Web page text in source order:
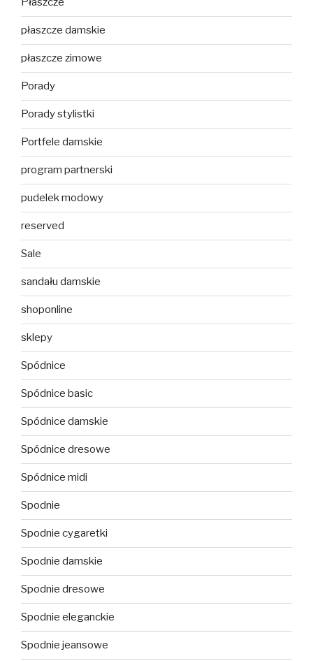
płaszcze damskie
płaszcze zimowe
Porady
Porady stylistki
Portfele damskie
program partnerski
pudelek modowy
reserved
Sale
sandału damskie
shoponline
sklepy
Spódnice
Spódnice basic
Spódnice damskie
Spódnice dresowe
Spódnice midi
Spodnie
Spodnie cygaretki
Spodnie damskie
Spodnie dresowe
Spodnie eleganckie
Spodnie jeansowe